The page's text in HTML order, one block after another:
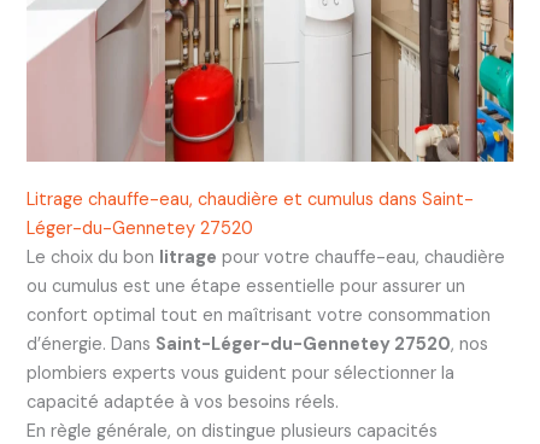
Litrage chauffe-eau, chaudière et cumulus dans Saint-
Léger-du-Gennetey 27520
Le choix du bon litrage pour votre chauffe-eau, chaudière
ou cumulus est une étape essentielle pour assurer un
confort optimal tout en maîtrisant votre consommation
d’énergie. Dans Saint-Léger-du-Gennetey 27520, nos
plombiers experts vous guident pour sélectionner la
capacité adaptée à vos besoins réels.
En règle générale, on distingue plusieurs capacités